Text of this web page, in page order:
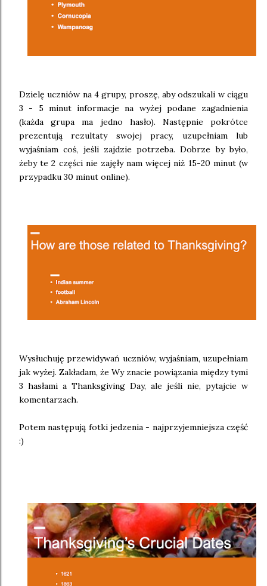
Dzielę uczniów na 4 grupy, proszę, aby odszukali w ciągu
3 - 5 minut informacje na wyżej podane zagadnienia
(każda grupa ma jedno hasło). Następnie pokrótce
prezentują rezultaty swojej pracy, uzupełniam lub
wyjaśniam coś, jeśli zajdzie potrzeba. Dobrze by było,
żeby te 2 części nie zajęły nam więcej niż 15-20 minut (w
przypadku 30 minut online).
Wysłuchuję przewidywań uczniów, wyjaśniam, uzupełniam
jak wyżej. Zakładam, że Wy znacie powiązania między tymi
3 hasłami a Thanksgiving Day, ale jeśli nie, pytajcie w
komentarzach.
Potem następują fotki jedzenia - najprzyjemniejsza część
:)